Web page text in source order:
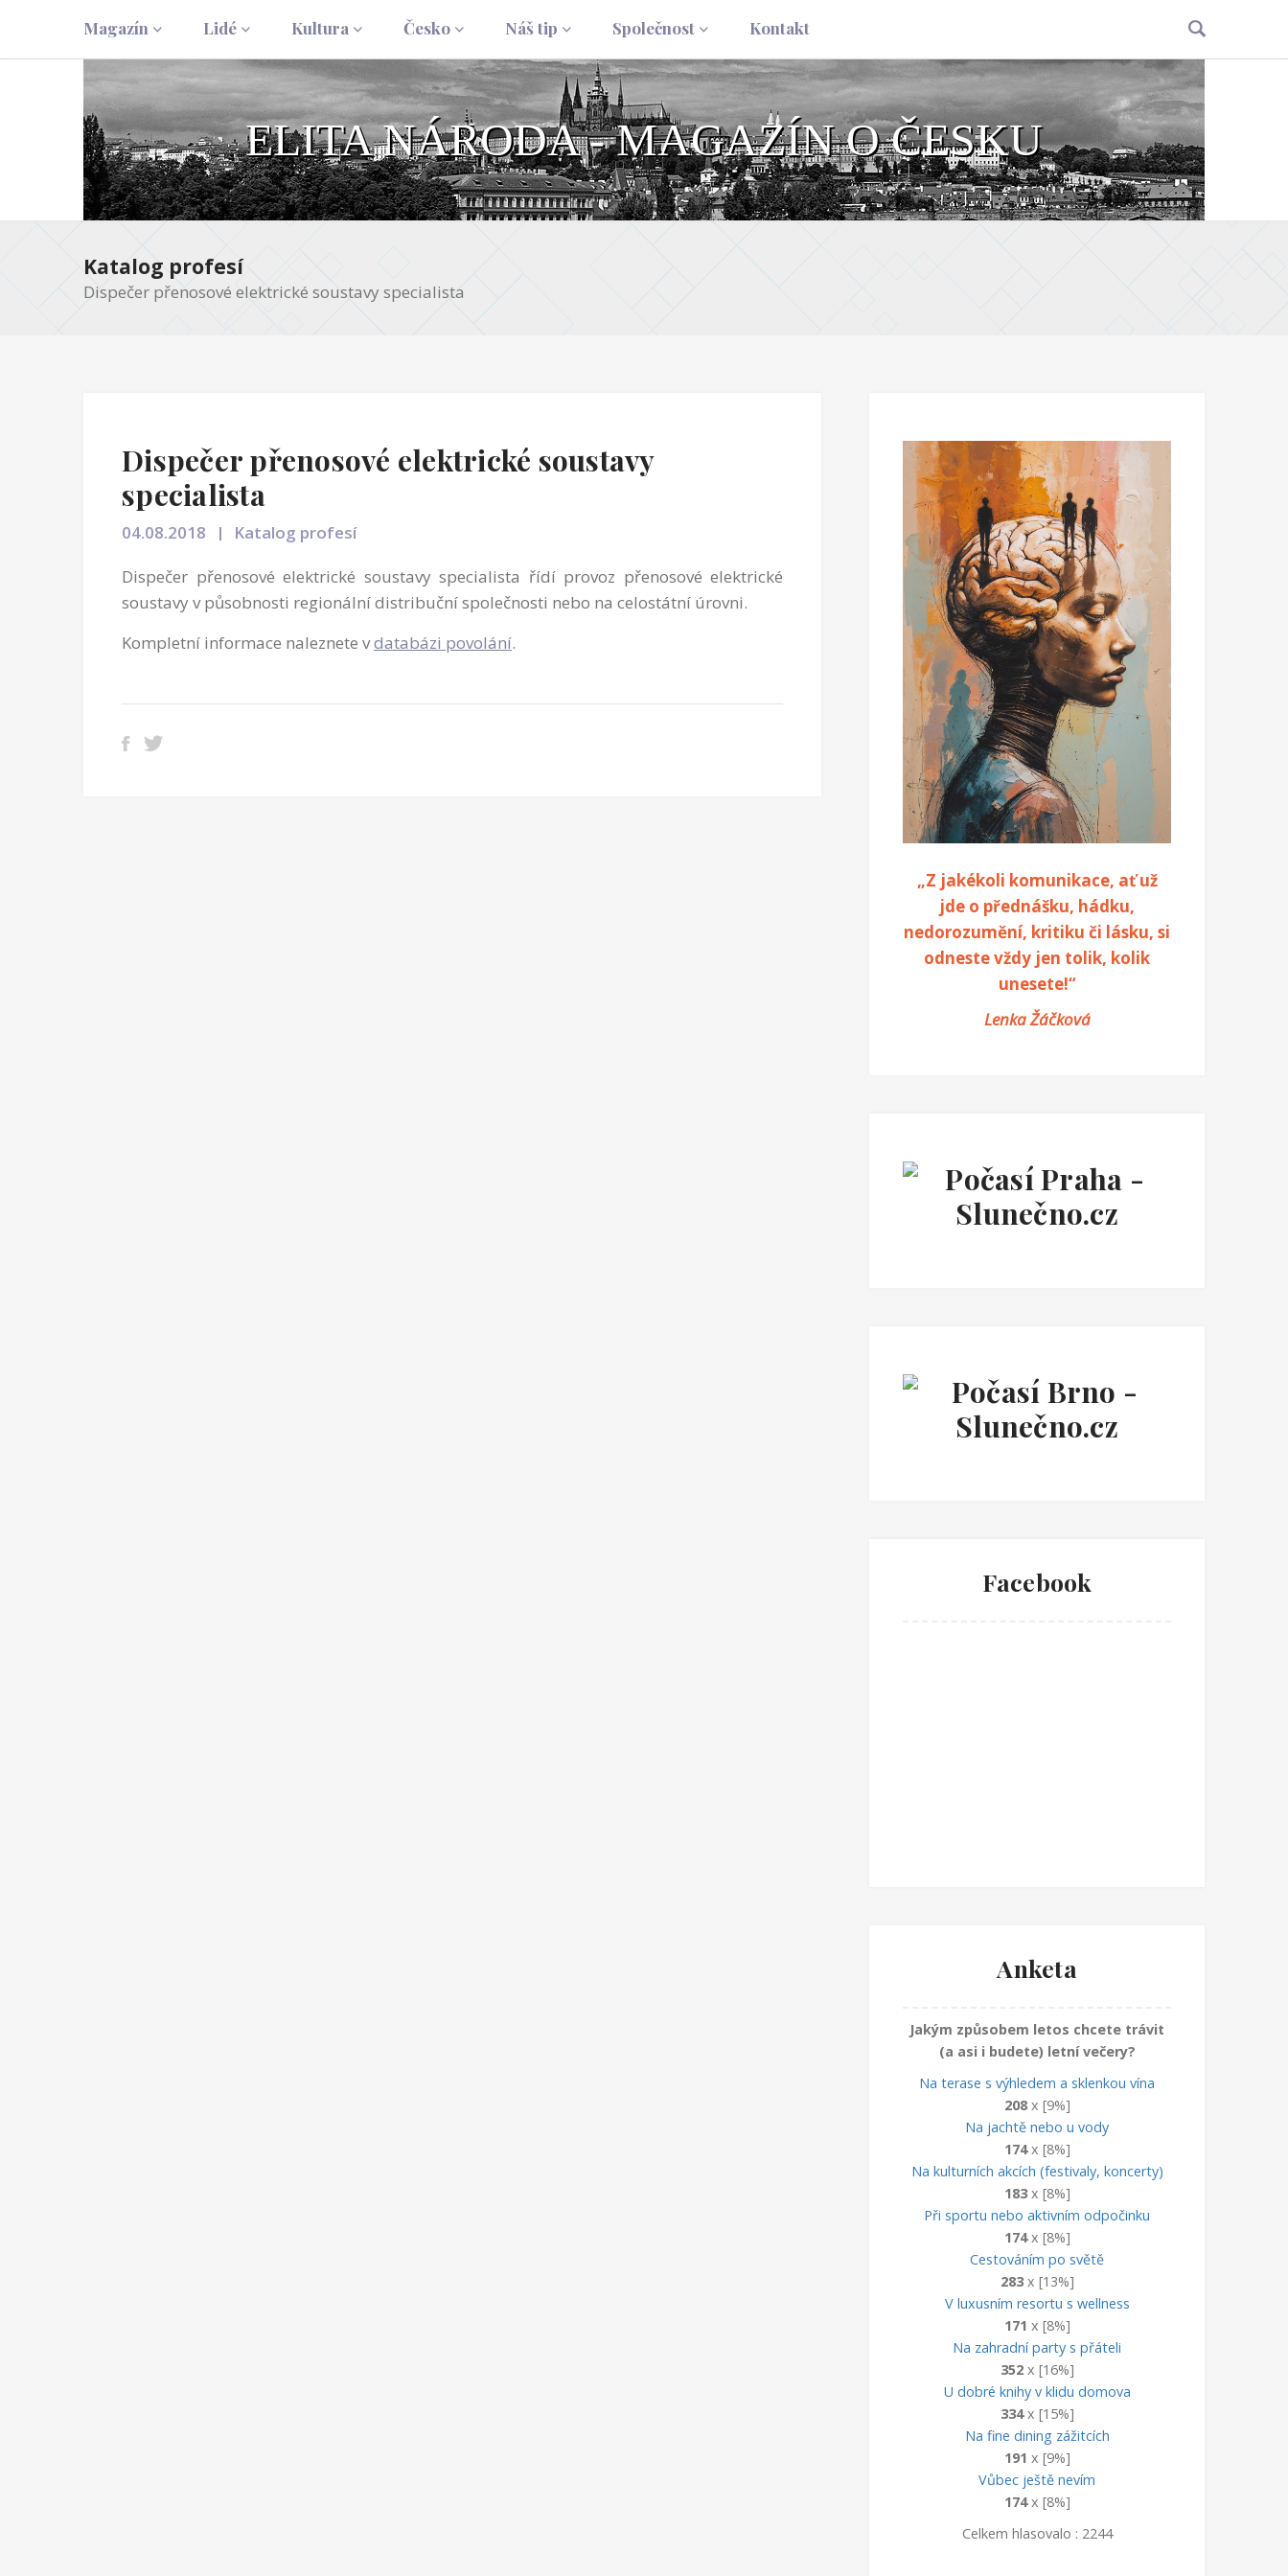
Magazín Lidé Kultura Česko Náš tip Společnost Kontakt
ELITA NÁRODA - MAGAZÍN O ČESKU
Katalog profesí
Dispečer přenosové elektrické soustavy specialista
Dispečer přenosové elektrické soustavy
specialista
04.08.2018
Katalog profesí
Dispečer přenosové elektrické soustavy specialista řídí provoz přenosové elektrické
soustavy v působnosti regionální distribuční společnosti nebo na celostátní úrovni.
Kompletní informace naleznete vdatabázi povolání.
„Z jakékoli komunikace, ať už
jde o přednášku, hádku,
nedorozumění, kritiku či lásku, si
odneste vždy jen tolik, kolik
unesete!“
Lenka Žáčková
Facebook
Anketa
Jakým způsobem letos chcete trávit
(a asi i budete) letní večery?
Na terase s výhledem a sklenkou vína
208x [9%]
Na jachtě nebo u vody
174x [8%]
Na kulturních akcích (festivaly, koncerty)
183x [8%]
Při sportu nebo aktivním odpočinku
174x [8%]
Cestováním po světě
283x [13%]
V luxusním resortu s wellness
171 x [8%]
Na zahradní party s přáteli
352x [16%]
U dobré knihy v klidu domova
334x [15%]
Na fine dining zážitcích
191 x [9%]
Vůbec ještě nevím
174x [8%]
Celkem hlasovalo : 2244